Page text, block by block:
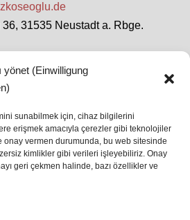
yönet (Einwilligung
sunabilmek için, cihaz bilgilerini
erişmek amacıyla çerezler gibi teknolojiler
onay vermen durumunda, bu web sitesinde
kimlikler gibi verileri işleyebiliriz. Onay
geri çekmen halinde, bazı özellikler ve
31535 Neustadt a. Rbge.
Avrupa Ligi Finali: Freiburg ve Aston
Tarih Yazmaya Hazırlanıyor
2026